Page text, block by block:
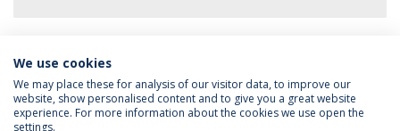
Política de Privacidade
Termos & Condições
We use cookies
We may place these for analysis of our visitor data, to improve our
website, show personalised content and to give you a great website
experience. For more information about the cookies we use open the
settings.